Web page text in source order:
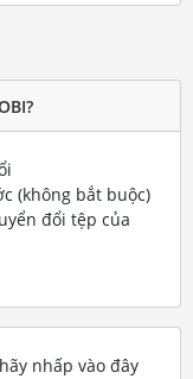
(không bắt buộc)
đổi tệp của
nhấp vào đây